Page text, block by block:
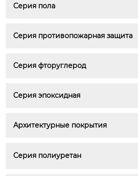
Серия пола
Серия противопожарная защита
Серия фторуглерод
Серия эпоксидная
Архитектурные покрытия
Серия полиуретан